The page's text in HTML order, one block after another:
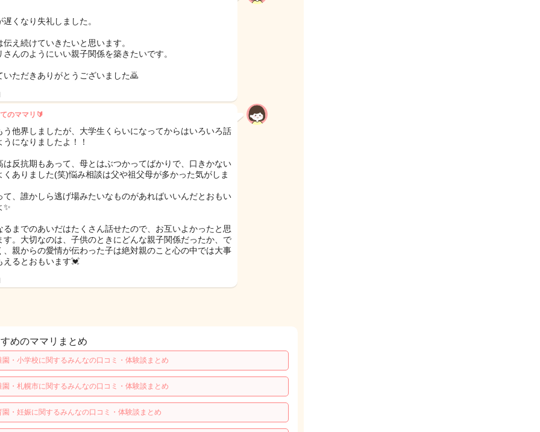
遅くなり失礼しました。
伝え続けていきたいと思います。
さんのようにいい親子関係を築きたいです。
いただきありがとうございました🙇
のママリ🔰
う他界しましたが、大学生くらいになってからはいろいろ話
うになりましたよ！！
は反抗期もあって、母とはぶつかってばかりで、口きかない
くありました(笑)悩み相談は父や祖父母が多かった気がしま
て、誰かしら逃げ場みたいなものがあればいいんだとおもい
✨
るまでのあいだはたくさん話せたので、お互いよかったと思
す。大切なのは、子供のときにどんな親子関係だったか、で
、親からの愛情が伝わった子は絶対親のこと心の中では大事
えるとおもいます💓
めのママリまとめ
園・小学校に関するみんなの口コミ・体験談まとめ
園・札幌市に関するみんなの口コミ・体験談まとめ
園・妊娠に関するみんなの口コミ・体験談まとめ